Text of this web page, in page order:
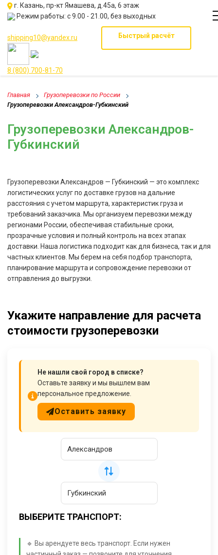
г. Казань, пр-кт Ямашева, д.45а, 6 этаж
Режим работы: с 9.00 - 21.00, без выходных
shipping10@yandex.ru
8 (800) 700-81-70
Быстрый расчёт
Главная
Грузоперевозки по России
Грузоперевозки Александров-Губкинский
Грузоперевозки Александров-
Губкинский
Грузоперевозки Александров — Губкинский — это комплекс
логистических услуг по доставке грузов на дальние
расстояния с учетом маршрута, характеристик груза и
требований заказчика. Мы организуем перевозки между
регионами России, обеспечивая стабильные сроки,
прозрачные условия и полный контроль на всех этапах
доставки. Наша логистика подходит как для бизнеса, так и для
частных клиентов. Мы берем на себя подбор транспорта,
планирование маршрута и сопровождение перевозки от
отправления до выгрузки.
Укажите направление для расчета
стоимости грузоперевозки
Не нашли свой город в списке?
Оставьте заявку и мы вышлем вам
персональное предложение.
Оставить заявку
ВЫБЕРИТЕ ТРАНСПОРТ:
🔹 Вы арендуете весь транспорт. Если нужен